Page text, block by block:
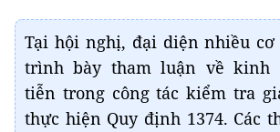
Tại hội nghị, đại diện nhiều
trình bày tham luận về kinh
tiễn trong công tác kiểm tra
thực hiện Quy định 1374. Các